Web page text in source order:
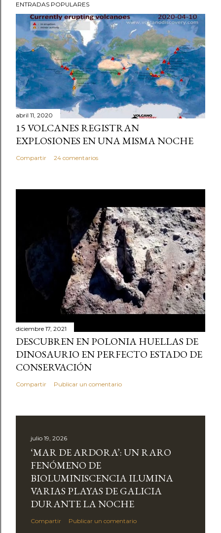
ENTRADAS POPULARES
abril 11, 2020
15 VOLCANES REGISTRAN
EXPLOSIONES EN UNA MISMA NOCHE
Compartir 24 comentarios
diciembre 17, 2021
DESCUBREN EN POLONIA HUELLAS DE
DINOSAURIO EN PERFECTO ESTADO DE
CONSERVACIÓN
Compartir Publicar un comentario
julio 19, 2026
‘MAR DE ARDORA’: UN RARO
FENÓMENO DE
BIOLUMINISCENCIA ILUMINA
VARIAS PLAYAS DE GALICIA
DURANTE LA NOCHE
Compartir Publicar un comentario